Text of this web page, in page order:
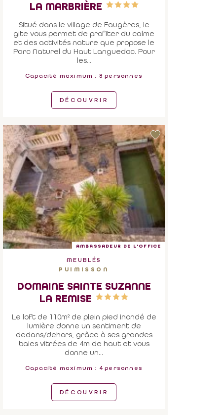
LA MARBRIÈRE
Situé dans le village de Faugères, le
gite vous permet de profiter du calme
et des activités nature que propose le
Parc Naturel du Haut Languedoc. Pour
les...
Capacité maximum : 8 personnes
DÉCOUVRIR
AMBASSADEUR DE L'OFFICE
MEUBLÉS
PUIMISSON
DOMAINE SAINTE SUZANNE
LA REMISE
Le loft de 110m² de plein pied inondé de
lumière donne un sentiment de
dedans/dehors, grâce à ses grandes
baies vitrées de 4m de haut et vous
donne un...
Capacité maximum : 4 personnes
DÉCOUVRIR